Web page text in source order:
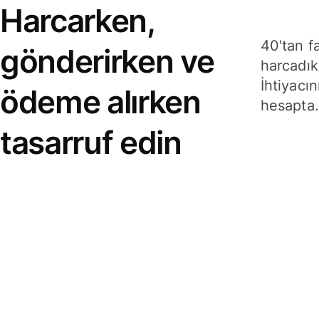
Harcarken,
gönderirken ve
ödeme alırken
tasarruf edin
40'tan
hesapta.